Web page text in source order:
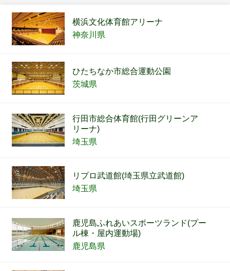
横浜文化体育館アリーナ
神奈川県
ひたちなか市総合運動公園
茨城県
行田市総合体育館(行田グリーンア
リーナ)
埼玉県
リプロ武道館(埼玉県立武道館)
埼玉県
鹿児島ふれあいスポーツランド(プー
ル棟・屋内運動場)
鹿児島県